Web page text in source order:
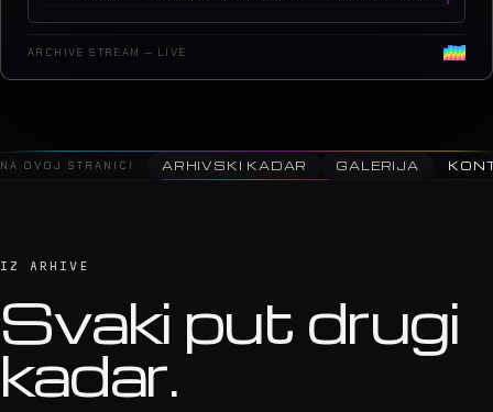
2026 · Peđa Jovanović · Arena Zagreb
ARCHIVE STREAM — LIVE
NA OVOJ STRANICI ARHIVSKI KADAR GALERIJA
IZ ARHIVE
Svaki put drugi
kadar.